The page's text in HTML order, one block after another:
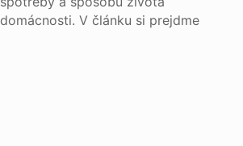
domácnosti. V článku si prejdme